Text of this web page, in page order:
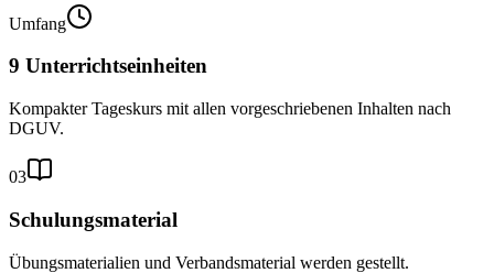
Umfang
9 Unterrichtseinheiten
Kompakter Tageskurs mit allen vorgeschriebenen Inhalten nach
DGUV.
03
Schulungsmaterial
Übungsmaterialien und Verbandsmaterial werden gestellt.